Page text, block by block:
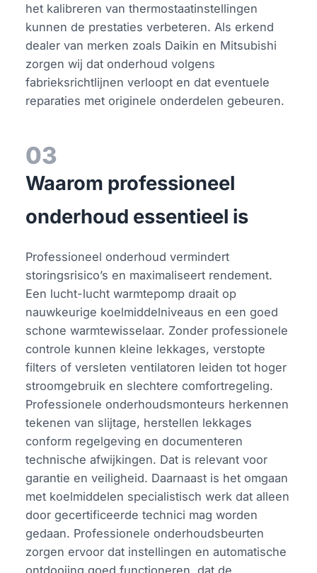
het kalibreren van thermostaatinstellingen
kunnen de prestaties verbeteren. Als erkend
dealer van merken zoals Daikin en Mitsubishi
zorgen wij dat onderhoud volgens
fabrieksrichtlijnen verloopt en dat eventuele
reparaties met originele onderdelen gebeuren.
03
Waarom professioneel
onderhoud essentieel is
Professioneel onderhoud vermindert
storingsrisico’s en maximaliseert rendement.
Een lucht-lucht warmtepomp draait op
nauwkeurige koelmiddelniveaus en een goed
schone warmtewisselaar. Zonder professionele
controle kunnen kleine lekkages, verstopte
filters of versleten ventilatoren leiden tot hoger
stroomgebruik en slechtere comfortregeling.
Professionele onderhoudsmonteurs herkennen
tekenen van slijtage, herstellen lekkages
conform regelgeving en documenteren
technische afwijkingen. Dat is relevant voor
garantie en veiligheid. Daarnaast is het omgaan
met koelmiddelen specialistisch werk dat alleen
door gecertificeerde technici mag worden
gedaan. Professionele onderhoudsbeurten
zorgen ervoor dat instellingen en automatische